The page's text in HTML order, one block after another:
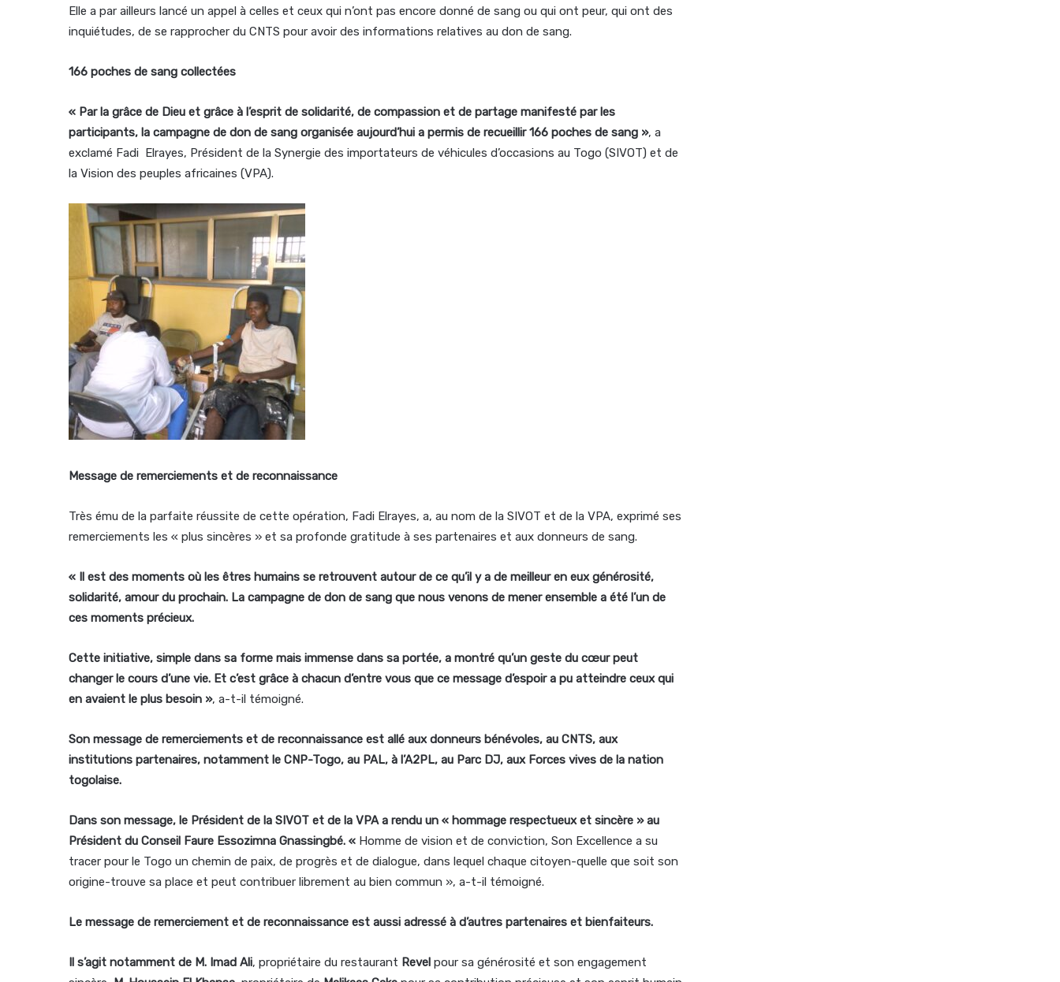
Elle a par ailleurs lancé un appel à celles et ceux qui n’ont pas encore donné de sang ou qui ont peur, qui ont des
inquiétudes, de se rapprocher du CNTS pour avoir des informations relatives au don de sang.
166 poches de sang collectées
« Par la grâce de Dieu et grâce à l’esprit de solidarité, de compassion et de partage manifesté par les
participants, la campagne de don de sang organisée aujourd’hui a permis de recueillir 166 poches de sang », a
exclamé Fadi Elrayes, Président de la Synergie des importateurs de véhicules d’occasions au Togo (SIVOT) et de
la Vision des peuples africaines (VPA).
Message de remerciements et de reconnaissance
Très ému de la parfaite réussite de cette opération, Fadi Elrayes, a, au nom de la SIVOT et de la VPA, exprimé ses
remerciements les « plus sincères » et sa profonde gratitude à ses partenaires et aux donneurs de sang.
« Il est des moments où les êtres humains se retrouvent autour de ce qu’il y a de meilleur en eux générosité,
solidarité, amour du prochain. La campagne de don de sang que nous venons de mener ensemble a été l’un de
ces moments précieux.
Cette initiative, simple dans sa forme mais immense dans sa portée, a montré qu’un geste du cœur peut
changer le cours d’une vie. Et c’est grâce à chacun d’entre vous que ce message d’espoir a pu atteindre ceux qui
en avaient le plus besoin », a-t-il témoigné.
Son message de remerciements et de reconnaissance est allé aux donneurs bénévoles, au CNTS, aux
institutions partenaires, notamment le CNP-Togo, au PAL, à l’A2PL, au Parc DJ, aux Forces vives de la nation
togolaise.
Dans son message, le Président de la SIVOT et de la VPA a rendu un « hommage respectueux et sincère » au
Président du Conseil Faure Essozimna Gnassingbé. « Homme de vision et de conviction, Son Excellence a su
tracer pour le Togo un chemin de paix, de progrès et de dialogue, dans lequel chaque citoyen-quelle que soit son
origine-trouve sa place et peut contribuer librement au bien commun », a-t-il témoigné.
Le message de remerciement et de reconnaissance est aussi adressé à d’autres partenaires et bienfaiteurs.
Il s’agit notamment de M. Imad Ali, propriétaire du restaurant Revel pour sa générosité et son engagement